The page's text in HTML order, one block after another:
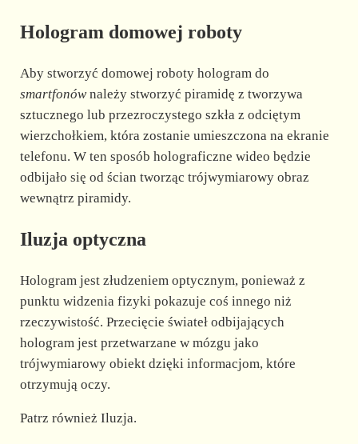
Hologram domowej roboty
Aby stworzyć domowej roboty hologram do
smartfonównależy stworzyć piramidę z tworzywa
sztucznego lub przezroczystego szkła z odciętym
wierzchołkiem, która zostanie umieszczona na ekranie
telefonu. W ten sposób holograficzne wideo będzie
odbijało się od ścian tworząc trójwymiarowy obraz
wewnątrz piramidy.
Iluzja optyczna
Hologram jest złudzeniem optycznym, ponieważ z
punktu widzenia fizyki pokazuje coś innego niż
rzeczywistość. Przecięcie świateł odbijających
hologram jest przetwarzane w mózgu jako
trójwymiarowy obiekt dzięki informacjom, które
otrzymują oczy.
Patrz również Iluzja.